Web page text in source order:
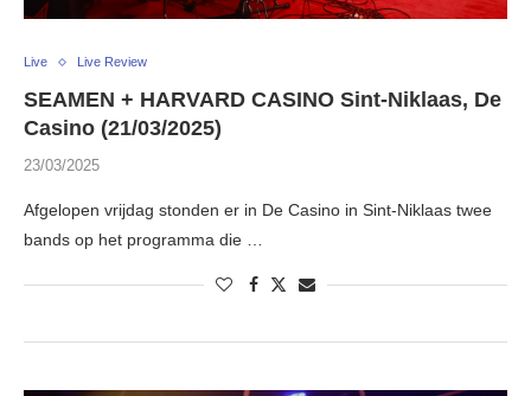
Live Live Review
SEAMEN + HARVARD CASINO Sint-Niklaas, De
Casino (21/03/2025)
23/03/2025
Afgelopen vrijdag stonden er in De Casino in Sint-Niklaas twee
bands op het programma die …